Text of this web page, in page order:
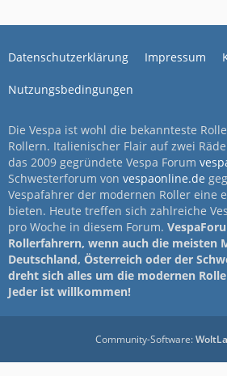
Datenschutzerklärung Impressum
Nutzungsbedingungen
Die Vespa ist wohl die bekannteste
Rollern. Italienischer Flair auf zwei
das 2009 gegründete Vespa Forum
Schwesterforum von vespaonline.de
Vespafahrer der modernen Roller eine
bieten. Heute treffen sich zahlreiche
pro Woche in diesem Forum.
Rollerfahrern, wenn auch die meisten
Deutschland, Österreich oder der
dreht sich alles um die modernen
Jeder ist willkommen!
Community-Software: